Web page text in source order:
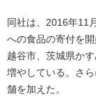
同社は、2016年11
への食品の寄付を
越谷市、茨城県か
増やしている。さ
舗を加えた。